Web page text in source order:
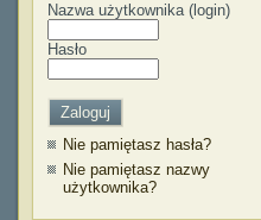
Nazwa użytkownika (login)
Hasło
Nie pamiętasz hasła?
Nie pamiętasz nazwy
użytkownika?